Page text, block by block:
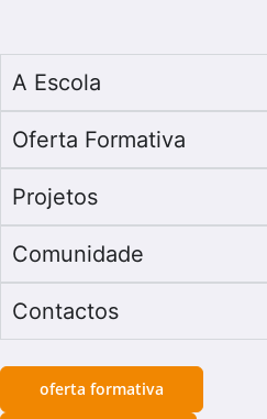
A Escola
Oferta Formativa
Projetos
Comunidade
Contactos
oferta formativa